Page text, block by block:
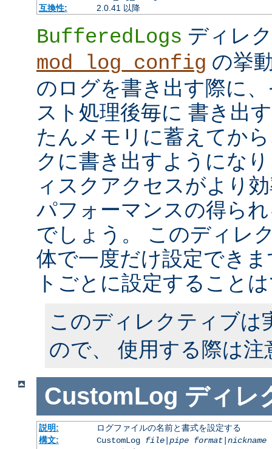
互換性:
2.0.41 以降
BufferedLogs ディレ
mod_log_config の挙
のログを書き出す際に
スト処理後毎に 書き出
たんメモリに蓄えてか
クに書き出すようにな
ィスクアクセスがより
パフォーマンスの得ら
でしょう。 このディレ
体で一度だけ設定でき
トごとに設定すること
このディレクティブは
ので、 使用する際は
CustomLog ディレ
説明:
ログファイルの名前と書式を設定する
構文:
CustomLog file|pipe format|nickname